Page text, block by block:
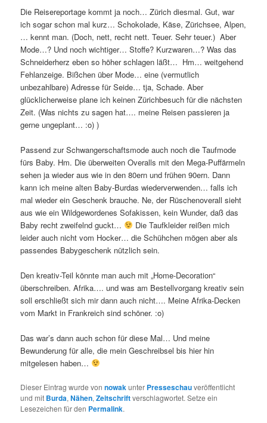
Die Reisereportage kommt ja noch… Zürich diesmal. Gut, war
ich sogar schon mal kurz… Schokolade, Käse, Zürichsee, Alpen,
… kennt man. (Doch, nett, recht nett. Teuer. Sehr teuer.) Aber
Mode…? Und noch wichtiger… Stoffe? Kurzwaren…? Was das
Schneiderherz eben so höher schlagen läßt… Hm… weitgehend
Fehlanzeige. Bißchen über Mode… eine (vermutlich
unbezahlbare) Adresse für Seide… tja, Schade. Aber
glücklicherweise plane ich keinen Zürichbesuch für die nächsten
Zeit. (Was nichts zu sagen hat…. meine Reisen passieren ja
gerne ungeplant… :o) )
Passend zur Schwangerschaftsmode auch noch die Taufmode
fürs Baby. Hm. Die überweiten Overalls mit den Mega-Puffärmeln
sehen ja wieder aus wie in den 80ern und frühen 90ern. Dann
kann ich meine alten Baby-Burdas wiederverwenden… falls ich
mal wieder ein Geschenk brauche. Ne, der Rüschenoverall sieht
aus wie ein Wildgewordenes Sofakissen, kein Wunder, daß das
Baby recht zweifelnd guckt…
Die Taufkleider reißen mich
leider auch nicht vom Hocker… die Schühchen mögen aber als
passendes Babygeschenk nützlich sein.
Den kreativ-Teil könnte man auch mit „Home-Decoration“
überschreiben. Afrika…. und was am Bestellvorgang kreativ sein
soll erschließt sich mir dann auch nicht…. Meine Afrika-Decken
vom Markt in Frankreich sind schöner. :o)
Das war’s dann auch schon für diese Mal… Und meine
Bewunderung für alle, die mein Geschreibsel bis hier hin
mitgelesen haben…
Dieser Eintrag wurde vonnowakunter Presseschauveröffentlicht
und mit Burda,Nähen,Zeitschriftverschlagwortet. Setze ein
Lesezeichen für den Permalink.